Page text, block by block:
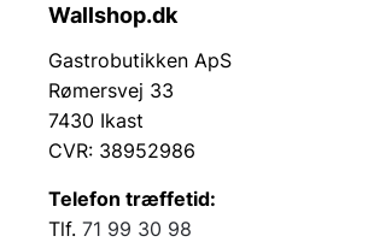
Wallshop.dk
Gastrobutikken ApS
Rømersvej 33
7430 Ikast
CVR: 38952986
Telefon træffetid:
Tlf. 71 99 30 98